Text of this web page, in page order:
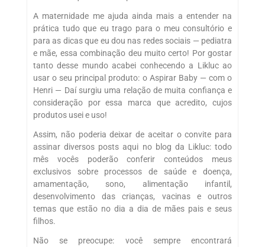
A maternidade me ajuda ainda mais a entender na
prática tudo que eu trago para o meu consultório e
para as dicas que eu dou nas redes sociais — pediatra
e mãe, essa combinação deu muito certo! Por gostar
tanto desse mundo acabei conhecendo a Likluc ao
usar o seu principal produto: o Aspirar Baby — com o
Henri — Daí surgiu uma relação de muita confiança e
consideração por essa marca que acredito, cujos
produtos usei e uso!
Assim, não poderia deixar de aceitar o convite para
assinar diversos posts aqui no blog da Likluc: todo
mês vocês poderão conferir conteúdos meus
exclusivos sobre processos de saúde e doença,
amamentação, sono, alimentação infantil,
desenvolvimento das crianças, vacinas e outros
temas que estão no dia a dia de mães pais e seus
filhos.
Não se preocupe: você sempre encontrará